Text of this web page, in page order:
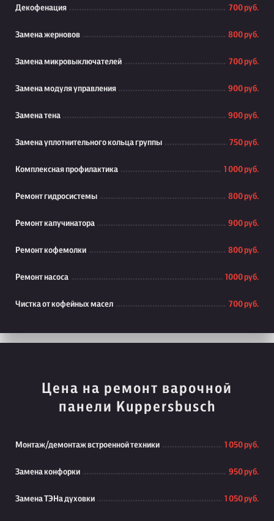
Декофенация 700 руб.
Замена жерновов 800 руб.
Замена микровыключателей 700 руб.
Замена модуля управления 900 руб.
Замена тена 900 руб.
Замена уплотнительного кольца группы 750 руб.
Комплексная профилактика 1 000 руб.
Ремонт гидросистемы 800 руб.
Ремонт капучинатора 900 руб.
Ремонт кофемолки 800 руб.
Ремонт насоса 1000 руб.
Чистка от кофейных масел 700 руб.
Цена на ремонт варочной
панели Kuppersbusch
Монтаж/демонтаж встроенной техники 1 050 руб.
Замена конфорки 950 руб.
Замена ТЭНа духовки 1 050 руб.